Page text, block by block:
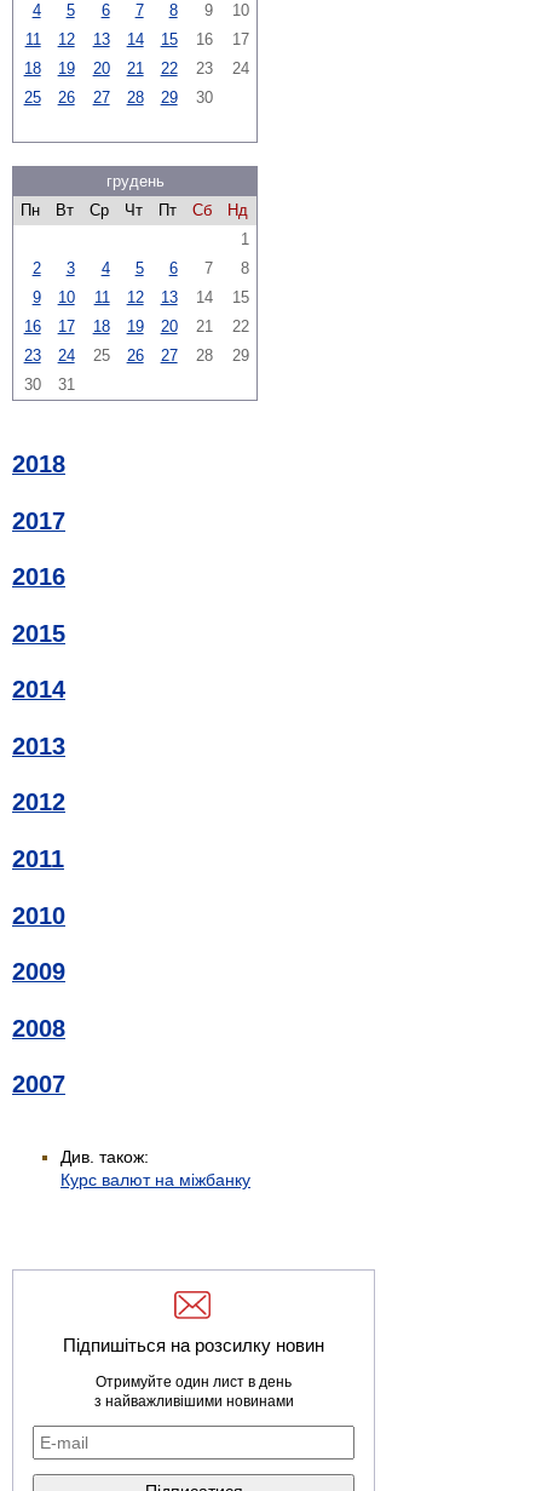
4 5 6 7 8 9
10
11
12 13 14 15 16
17
18
19 20 21 22 23
24
25
26 27 28 29 30
грудень
Пн
Вт Ср Чт Пт Сб
Нд
1
2
3 4 5 6 7
8
9
10 11 12 13 14
15
16
17 18 19 20 21
22
23
24 25 26 27 28
29
30
31
2018
2017
2016
2015
2014
2013
2012
2011
2010
2009
2008
2007
Див. також:
Курс валют на міжбанку
Підпишіться на розсилку новин
Отримуйте один лист в день
з найважливішими новинами